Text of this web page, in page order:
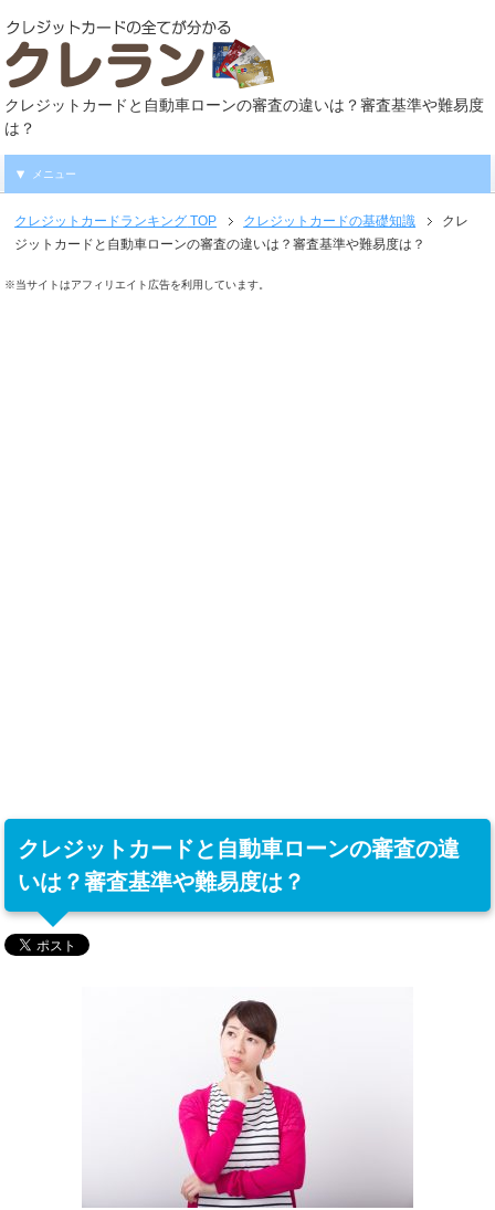
クレジットカードと自動車ローンの審査の違いは？審査基準や難易度
は？
メニュー
クレジットカードランキング TOP クレジットカードの基礎知識
クレ
ジットカードと自動車ローンの審査の違いは？審査基準や難易度は？
※当サイトはアフィリエイト広告を利用しています。
クレジットカードと自動車ローンの審査の違
いは？審査基準や難易度は？